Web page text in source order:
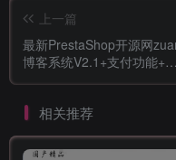
上一篇
最新PrestaShop开源网
博客系统V2.1+支付功能+会
相关推荐